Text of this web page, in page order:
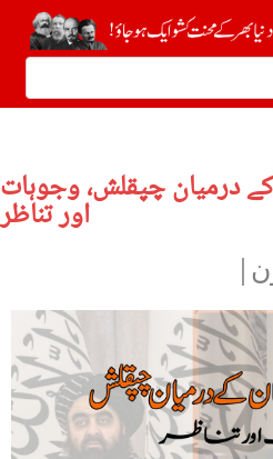
کے درمیان چپقلش، وجوہات
اور تناظر